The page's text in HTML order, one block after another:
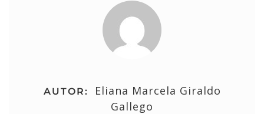
AUTOR:
Eliana Marcela Giraldo
Gallego